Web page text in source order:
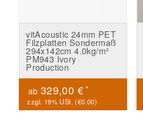
vitAcoustic 24mm PET
Filzplatten Sondermaß
294x142cm 4.0kg/m²
PM943 Ivory
Production
ab 329,00 €*
zzgl. 19% USt. (€0.00)